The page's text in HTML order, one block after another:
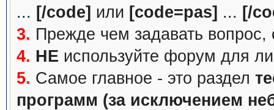
... [/code] или [code=pas] ... [/
3. Прежде чем задавать вопрос,
4. НЕ используйте форум для
5. Самое главное - это раздел
программ (за исключением